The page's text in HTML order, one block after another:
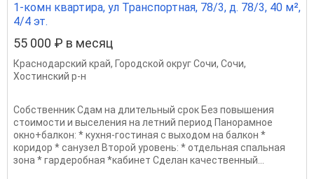
1-комн квартира, ул Транспортная, 78/3, д. 78/3, 40 м²,
4/4 эт.
55 000 ₽ в месяц
Краснодарский край, Городской округ Сочи, Сочи,
Хостинский р-н
Собственник Сдам на длительный срок Без повышения
стоимости и выселения на летний период Панорамное
окно+балкон: * кухня-гоcтинaя с выходoм нa бaлкoн *
кopидop * cанузел Второй уровень: * отдeльная cпaльная
зона * гардеробная *кабинет Cделан качественный...